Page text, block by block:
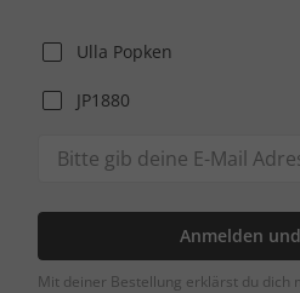
Ulla Popken
JP1880
Anmelden
Mit deiner Bestellung erklärst du dich